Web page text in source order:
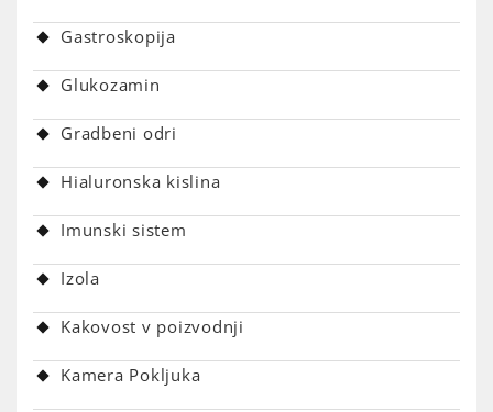
Gastroskopija
Glukozamin
Gradbeni odri
Hialuronska kislina
Imunski sistem
Izola
Kakovost v poizvodnji
Kamera Pokljuka